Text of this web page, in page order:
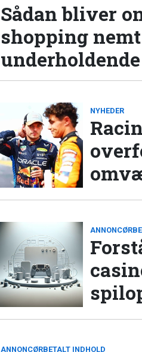
Sådan bliver
shopping
underholdende
NYHEDER
ANNONCØRBETALT INDHOLD